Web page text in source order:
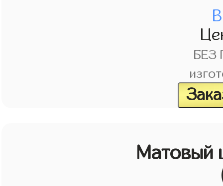
БЕЗ
Матовый